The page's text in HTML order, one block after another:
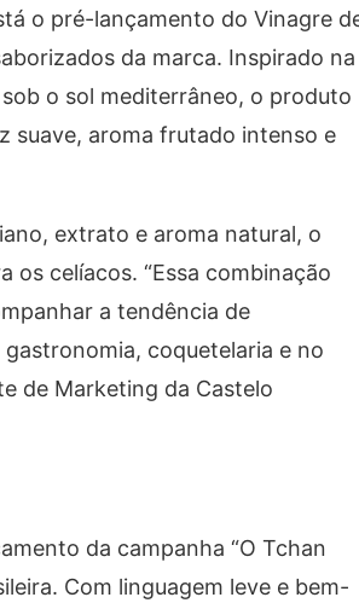
o pré-lançamento do Vinagre
da marca. Inspirado na
o sol mediterrâneo, o produto
suave, aroma frutado intenso e
extrato e aroma natural, o
os celíacos. “Essa combinação
a tendência de
coquetelaria e no
de Marketing da Castelo
da campanha “O Tchan
Com linguagem leve e bem-